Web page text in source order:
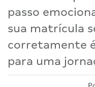
passo
sua matrícula
corretamente
para uma